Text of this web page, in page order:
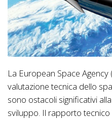
La European Space Agency
valutazione tecnica dello
sono ostacoli significativi
sviluppo. Il rapporto